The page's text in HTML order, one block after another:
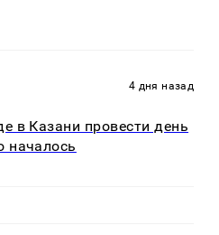
4 дня назад
в Казани провести день
началось